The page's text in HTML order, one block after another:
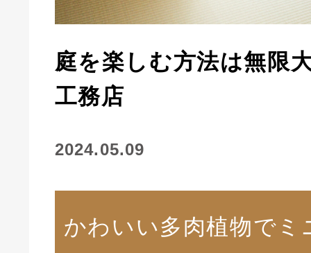
庭を楽しむ方法は無限
工務店
2024.05.09
かわいい多肉植物でミ